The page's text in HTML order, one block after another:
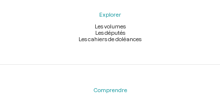
Explorer
Les volumes
Les députés
Les cahiers de doléances
Comprendre